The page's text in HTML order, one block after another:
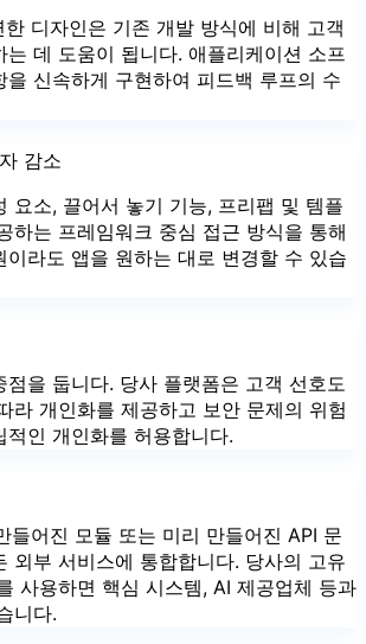
디자인은 기존 개발 방식에 비해 고객
는 데 도움이 됩니다. 애플리케이션 소프
을 신속하게 구현하여 피드백 루프의 수
감소
요소, 끌어서 놓기 기능, 프리팹 및 템플
하는 프레임워크 중심 접근 방식을 통해
이라도 앱을 원하는 대로 변경할 수 있습
점을 둡니다. 당사 플랫폼은 고객 선호도
라 개인화를 제공하고 보안 문제의 위험
적인 개인화를 허용합니다.
들어진 모듈 또는 미리 만들어진 API 문
외부 서비스에 통합합니다. 당사의 고유
사용하면 핵심 시스템, AI 제공업체 등과
니다.